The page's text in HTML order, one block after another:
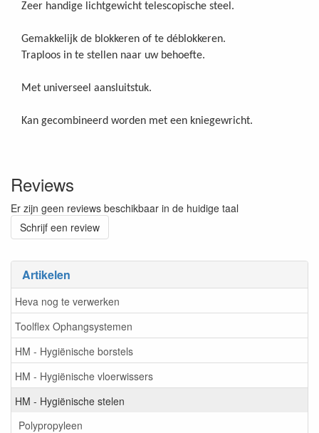
Artikelen
Heva nog te verwerken
Toolflex Ophangsystemen
HM - Hygiënische borstels
HM - Hygiënische vloerwissers
HM - Hygiënische stelen
Polypropyleen
Zeer handige lichtgewicht telescopische steel.
Gemakkelijk de blokkeren of te déblokkeren.
Traploos in te stellen naar uw behoefte.
Met universeel aansluitstuk.
Kan gecombineerd worden met een kniegewricht.
Reviews
Er zijn geen reviews beschikbaar in de huidige taal
Schrijf een review